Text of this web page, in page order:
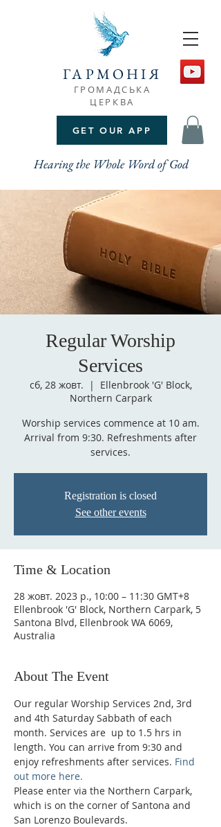
GET OUR APP
ГАРМОНІЯ
ГРОМАДСЬКА
ЦЕРКВА
Hearing the Whole Word of God
Regular Worship
Services
сб, 28 жовт.
  |
Ellenbrook 'G' Block,
Northern Carpark
Worship services commence at 10 am.
Arrival from 9:30. Refreshments after
services.
Registration is closed
See other events
Time & Location
28 жовт. 2023 р., 10:00 – 11:30 GMT+8
Ellenbrook 'G' Block, Northern Carpark, 5
Santona Blvd, Ellenbrook WA 6069,
Australia
About The Event
Our regular Worship Services 2nd, 3rd
and 4th Saturday Sabbath of each
month. Services are  up to 1.5 hrs in
length. You can arrive from 9:30 and
enjoy refreshments after services. Find
out more here.
Please enter via the Northern Carpark,
which is on the corner of Santona and
San Lorenzo Boulevards.